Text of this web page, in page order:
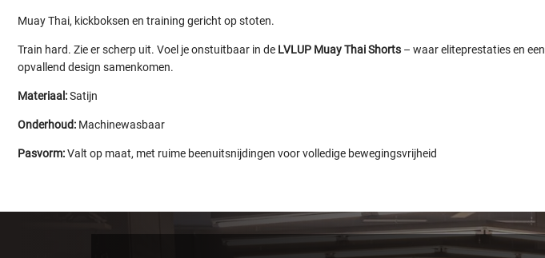
Muay Thai, kickboksen en training gericht op stoten.
Train hard. Zie er scherp uit. Voel je onstuitbaar in de LVLUP Muay Thai Shorts – waar eliteprestaties en een
opvallend design samenkomen.
Materiaal:Satijn
Onderhoud: Machinewasbaar
Pasvorm:Valt op maat, met ruime beenuitsnijdingen voor volledige bewegingsvrijheid